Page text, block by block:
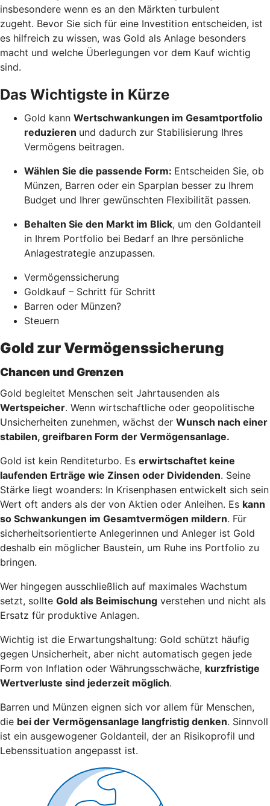
insbesondere wenn es an den Märkten turbulent
zugeht. Bevor Sie sich für eine Investition entscheiden, ist
es hilfreich zu wissen, was Gold als Anlage besonders
macht und welche Überlegungen vor dem Kauf wichtig
sind.
Das Wichtigste in Kürze
Gold kann Wertschwankungen im Gesamtportfolio
reduzieren und dadurch zur Stabilisierung Ihres
Vermögens beitragen.
Wählen Sie die passende Form: Entscheiden Sie, ob
Münzen, Barren oder ein Sparplan besser zu Ihrem
Budget und Ihrer gewünschten Flexibilität passen.
Behalten Sie den Markt im Blick, um den Goldanteil
in Ihrem Portfolio bei Bedarf an Ihre persönliche
Anlagestrategie anzupassen.
Vermögenssicherung
Goldkauf – Schritt für Schritt
Barren oder Münzen?
Steuern
Gold zur Vermögenssicherung
Chancen und Grenzen
Gold begleitet Menschen seit Jahrtausenden als
Wertspeicher. Wenn wirtschaftliche oder geopolitische
Unsicherheiten zunehmen, wächst der Wunsch nach einer
stabilen, greifbaren Form der Vermögensanlage.
Gold ist kein Renditeturbo. Es erwirtschaftet keine
laufenden Erträge wie Zinsen oder Dividenden. Seine
Stärke liegt woanders: In Krisenphasen entwickelt sich sein
Wert oft anders als der von Aktien oder Anleihen. Es kann
so Schwankungen im Gesamtvermögen mildern. Für
sicherheitsorientierte Anlegerinnen und Anleger ist Gold
deshalb ein möglicher Baustein, um Ruhe ins Portfolio zu
bringen.
Wer hingegen ausschließlich auf maximales Wachstum
setzt, sollte Gold als Beimischung verstehen und nicht als
Ersatz für produktive Anlagen.
Wichtig ist die Erwartungshaltung: Gold schützt häufig
gegen Unsicherheit, aber nicht automatisch gegen jede
Form von Inflation oder Währungsschwäche, kurzfristige
Wertverluste sind jederzeit möglich.
Barren und Münzen eignen sich vor allem für Menschen,
die bei der Vermögensanlage langfristig denken. Sinnvoll
ist ein ausgewogener Goldanteil, der an Risikoprofil und
Lebenssituation angepasst ist.